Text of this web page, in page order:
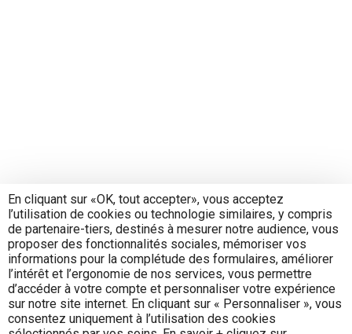
En cliquant sur «OK, tout accepter», vous acceptez
l’utilisation de cookies ou technologie similaires, y compris
de partenaire-tiers, destinés à mesurer notre audience, vous
proposer des fonctionnalités sociales, mémoriser vos
informations pour la complétude des formulaires, améliorer
l’intérêt et l’ergonomie de nos services, vous permettre
d’accéder à votre compte et personnaliser votre expérience
sur notre site internet. En cliquant sur « Personnaliser », vous
consentez uniquement à l’utilisation des cookies